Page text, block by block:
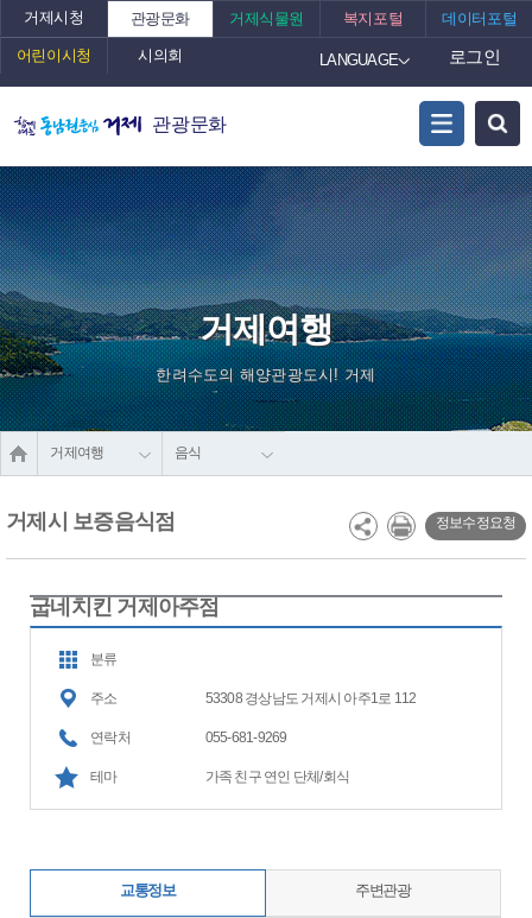
거제시청 관광문화 거제식물원 복지포털 데이터포털
어린이시청 시의회 LANGUAGE 로그인
관광문화
거제여행
한려수도의 해양관광도시! 거제
거제여행 음식
거제시 보증음식점 정보수정요청
굽네치킨 거제아주점
분류
주소 53308 경상남도 거제시 아주1로 112
연락처 055-681-9269
테마 가족 친구 연인 단체/회식
교통정보 주변관광